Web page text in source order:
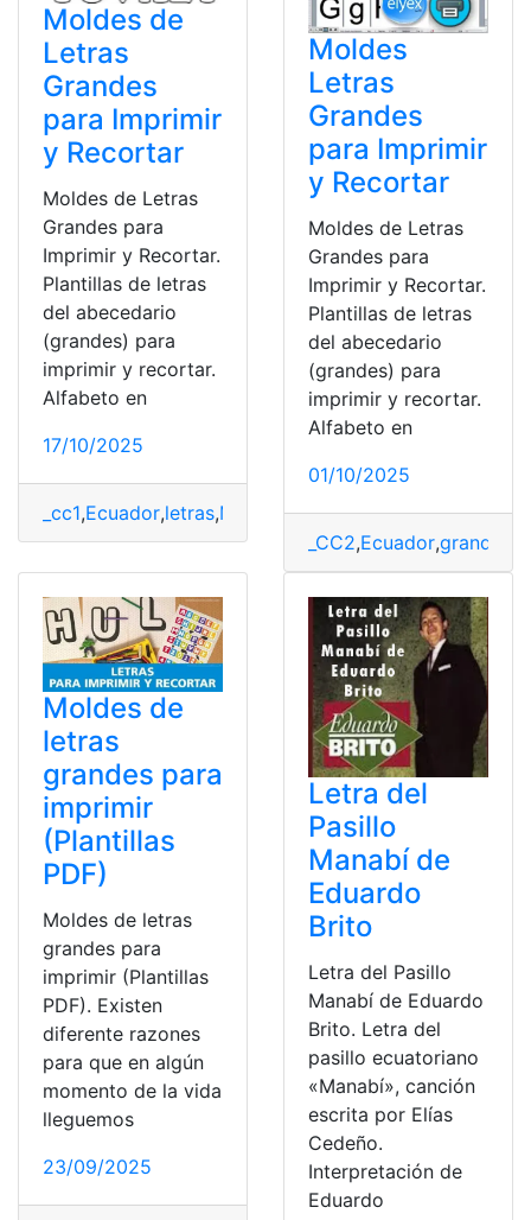
Moldes de
Letras
Grandes
para Imprimir
y Recortar
Moldes de Letras
Grandes para
Imprimir y Recortar.
Plantillas de letras
del abecedario
(grandes) para
imprimir y recortar.
Alfabeto en
17/10/2025
_cc1,Ecuador,letras,Moldes ,PDF
Moldes
Letras
Grandes
para Imprimir
y Recortar
Moldes de Letras
Grandes para
Imprimir y Recortar.
Plantillas de letras
del abecedario
(grandes) para
imprimir y recortar.
Alfabeto en
01/10/2025
_CC2,Ecuador,grandes
Moldes de
letras
grandes para
imprimir
(Plantillas
PDF)
Moldes de letras
grandes para
imprimir (Plantillas
PDF). Existen
diferente razones
para que en algún
momento de la vida
lleguemos
23/09/2025
Letra del
Pasillo
Manabí de
Eduardo
Brito
Letra del Pasillo
Manabí de Eduardo
Brito. Letra del
pasillo ecuatoriano
«Manabí», canción
escrita por Elías
Cedeño.
Interpretación de
Eduardo